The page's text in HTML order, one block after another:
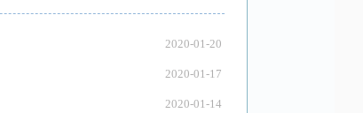
2020-01-20
2020-01-17
2020-01-14